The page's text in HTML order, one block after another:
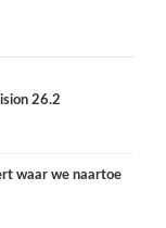
26.2
waar we naartoe